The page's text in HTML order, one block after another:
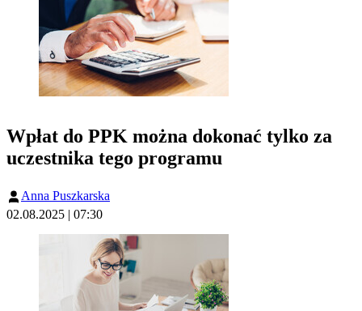
Wpłat do PPK można dokonać tylko za
uczestnika tego programu
Anna Puszkarska
02.08.2025 | 07:30